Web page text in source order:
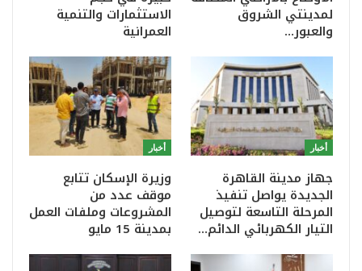
لمدينتي الشروق
والعبور…
الاستثمارات والتنمية
العمرانية
أخبار
جهاز مدينة القاهرة
الجديدة يواصل تنفيذ
المرحلة التاسعة لتوصيل
التيار الكهربائي الدائم…
أخبار
وزيرة الإسكان تتابع
موقف عدد من
المشروعات وملفات العمل
بمدينة 15 مايو